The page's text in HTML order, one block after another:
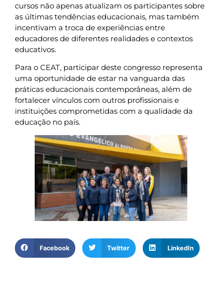
cursos não apenas atualizam os participantes sobre
as últimas tendências educacionais, mas também
incentivam a troca de experiências entre
educadores de diferentes realidades e contextos
educativos.
Para o CEAT, participar deste congresso representa
uma oportunidade de estar na vanguarda das
práticas educacionais contemporâneas, além de
fortalecer vínculos com outros profissionais e
instituições comprometidas com a qualidade da
educação no país.
Facebook Twitter LinkedIn